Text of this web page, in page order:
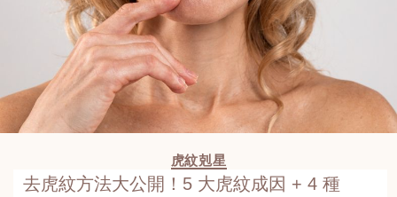
流行趨勢
虎紋剋星
去虎紋方法大公開！5 大虎紋成因 + 4 種